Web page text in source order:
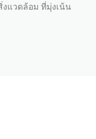
แวดล้อม ที่มุ่งเน้น